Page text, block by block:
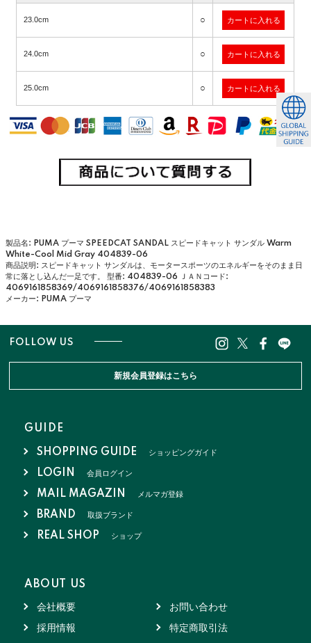
23.0cm ○
24.0cm ○
25.0cm ○
製品名: PUMA プーマ SPEEDCAT SANDAL スピードキャット サンダル Warm
White-Cool Mid Gray 404839-06
商品説明: スピードキャット サンダルは、モータースポーツのエネルギーをそのまま日
常に落とし込んだ一足です。
型番: 404839-06 ＪＡＮコード:
4069161858369/4069161858376/4069161858383
メーカー: PUMA プーマ
FOLLOW US
新規会員登録はこちら
GUIDE
SHOPPING GUIDE ショッピングガイド
LOGIN 会員ログイン
MAIL MAGAZIN メルマガ登録
BRAND 取扱ブランド
REAL SHOP ショップ
ABOUT US
会社概要
お問い合わせ
採用情報
特定商取引法